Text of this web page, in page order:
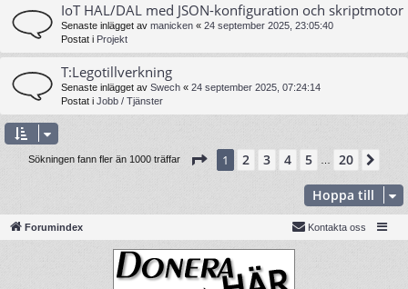
IoT HAL/DAL med JSON-konfiguration och skriptmotor
Senaste inlägget av manicken « 24 september 2025, 23:05:40
Postat i Projekt
T:Legotillverkning
Senaste inlägget av Swech « 24 september 2025, 07:24:14
Postat i Jobb / Tjänster
Sökningen fann fler än 1000 träffar Sida 1av20
1 2 3 4 5 20
Hoppa till
Forumindex Kontakta oss